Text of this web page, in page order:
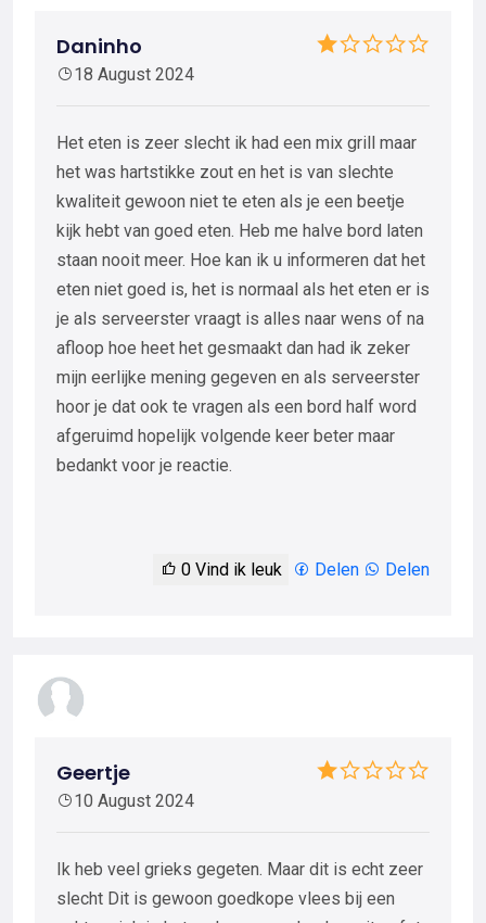
Daninho
18 August 2024
Het eten is zeer slecht ik had een mix grill maar
het was hartstikke zout en het is van slechte
kwaliteit gewoon niet te eten als je een beetje
kijk hebt van goed eten. Heb me halve bord laten
staan nooit meer. Hoe kan ik u informeren dat het
eten niet goed is, het is normaal als het eten er is
je als serveerster vraagt is alles naar wens of na
afloop hoe heet het gesmaakt dan had ik zeker
mijn eerlijke mening gegeven en als serveerster
hoor je dat ook te vragen als een bord half word
afgeruimd hopelijk volgende keer beter maar
bedankt voor je reactie.
0 Vind ik leuk Delen Delen
Geertje
10 August 2024
Ik heb veel grieks gegeten. Maar dit is echt zeer
slecht Dit is gewoon goedkope vlees bij een